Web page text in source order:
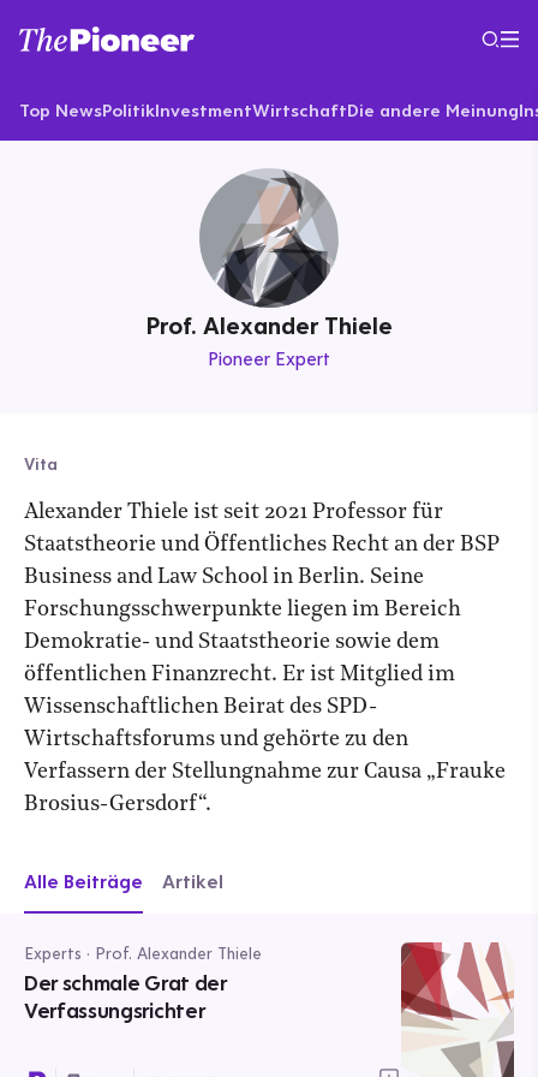
Top NewsPolitikInvestmentWirtschaftDie andere Meinung
Prof. Alexander Thiele
Pioneer Expert
Vita
Alexander Thiele ist seit 2021 Professor für
Staatstheorie und Öffentliches Recht an der BSP
Business and Law School in Berlin. Seine
Forschungsschwerpunkte liegen im Bereich
Demokratie- und Staatstheorie sowie dem
öffentlichen Finanzrecht. Er ist Mitglied im
Wissenschaftlichen Beirat des SPD-
Wirtschaftsforums und gehörte zu den
Verfassern der Stellungnahme zur Causa „Frauke
Brosius-Gersdorf“.
Alle Beiträge Artikel
Experts · Prof. Alexander Thiele
Der schmale Grat der
Verfassungsrichter